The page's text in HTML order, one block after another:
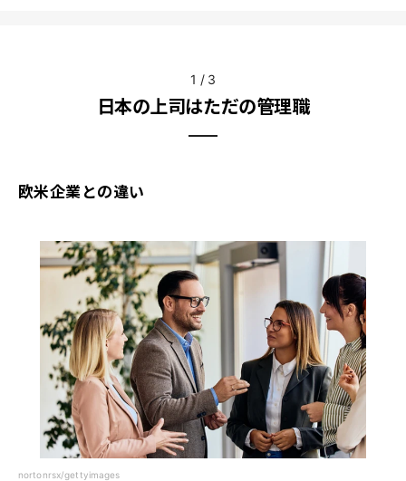
1 / 3
日本の上司はただの管理職
欧米企業との違い
nortonrsx/gettyimages